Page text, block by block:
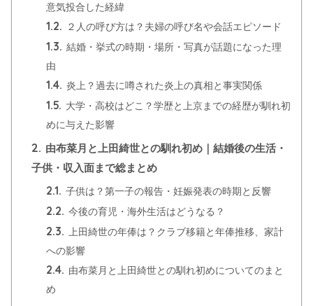
意気投合した経緯
1.2. ２人の呼び方は？夫婦の呼び名や会話エピソード
1.3. 結婚・挙式の時期・場所・写真が話題になった理
由
1.4. 炎上？過去に噂された炎上の真相と事実関係
1.5. 大学・高校はどこ？学歴と上京までの経歴が馴れ初
めに与えた影響
2. 由布菜月と上田綺世との馴れ初め｜結婚後の生活・
子供・収入面まで総まとめ
2.1. 子供は？第一子の報告・妊娠発表の時期と反響
2.2. 今後の育児・海外生活はどうなる？
2.3.
上田綺世の年俸は？クラブ移籍と年俸推移、家計
への影響
2.4. 由布菜月と上田綺世との馴れ初めについてのまと
め